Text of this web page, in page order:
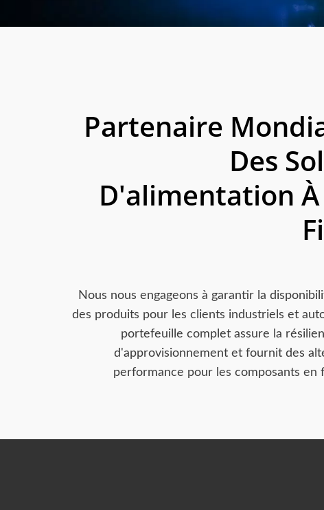
Partenaire
Des
D'alimentation
Nous nous engageons à garantir la
des produits pour les clients industriels et
portefeuille complet assure la
d'approvisionnement et fournit des
performance pour les composants en